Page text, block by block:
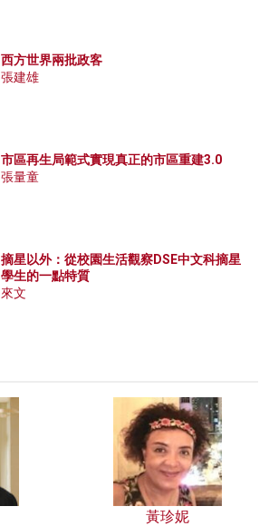
西方世界兩批政客
張建雄
市區再生局範式實現真正的市區重建3.0
張量童
摘星以外：從校園生活觀察DSE中文科摘星
學生的一點特質
來文
黃珍妮